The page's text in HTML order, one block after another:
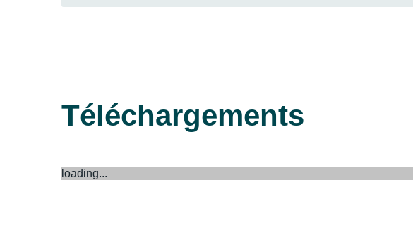
Téléchargements
loading...